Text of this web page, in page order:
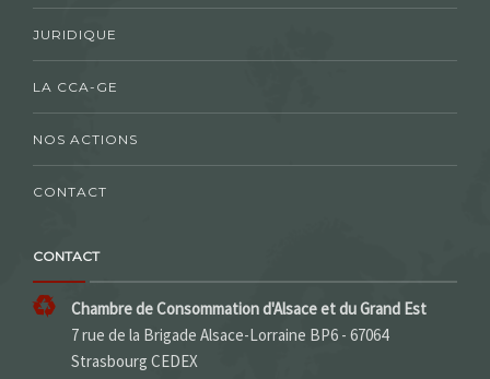
JURIDIQUE
LA CCA-GE
NOS ACTIONS
CONTACT
CONTACT
Chambre de Consommation d'Alsace et du Grand Est
7 rue de la Brigade Alsace-Lorraine BP6 - 67064
Strasbourg CEDEX